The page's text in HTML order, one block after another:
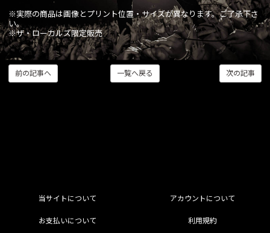
※実際の商品は画像とプリント位置・サイズが異なります。ご了承下さ
い。
※ザ・ローカルズ限定販売
次の記事
一覧へ戻る
前の記事へ
当サイトについて アカウントについて
お支払いについて 利用規約